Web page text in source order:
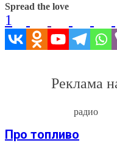
Spread the love
1
Реклама
радио
Про топливо